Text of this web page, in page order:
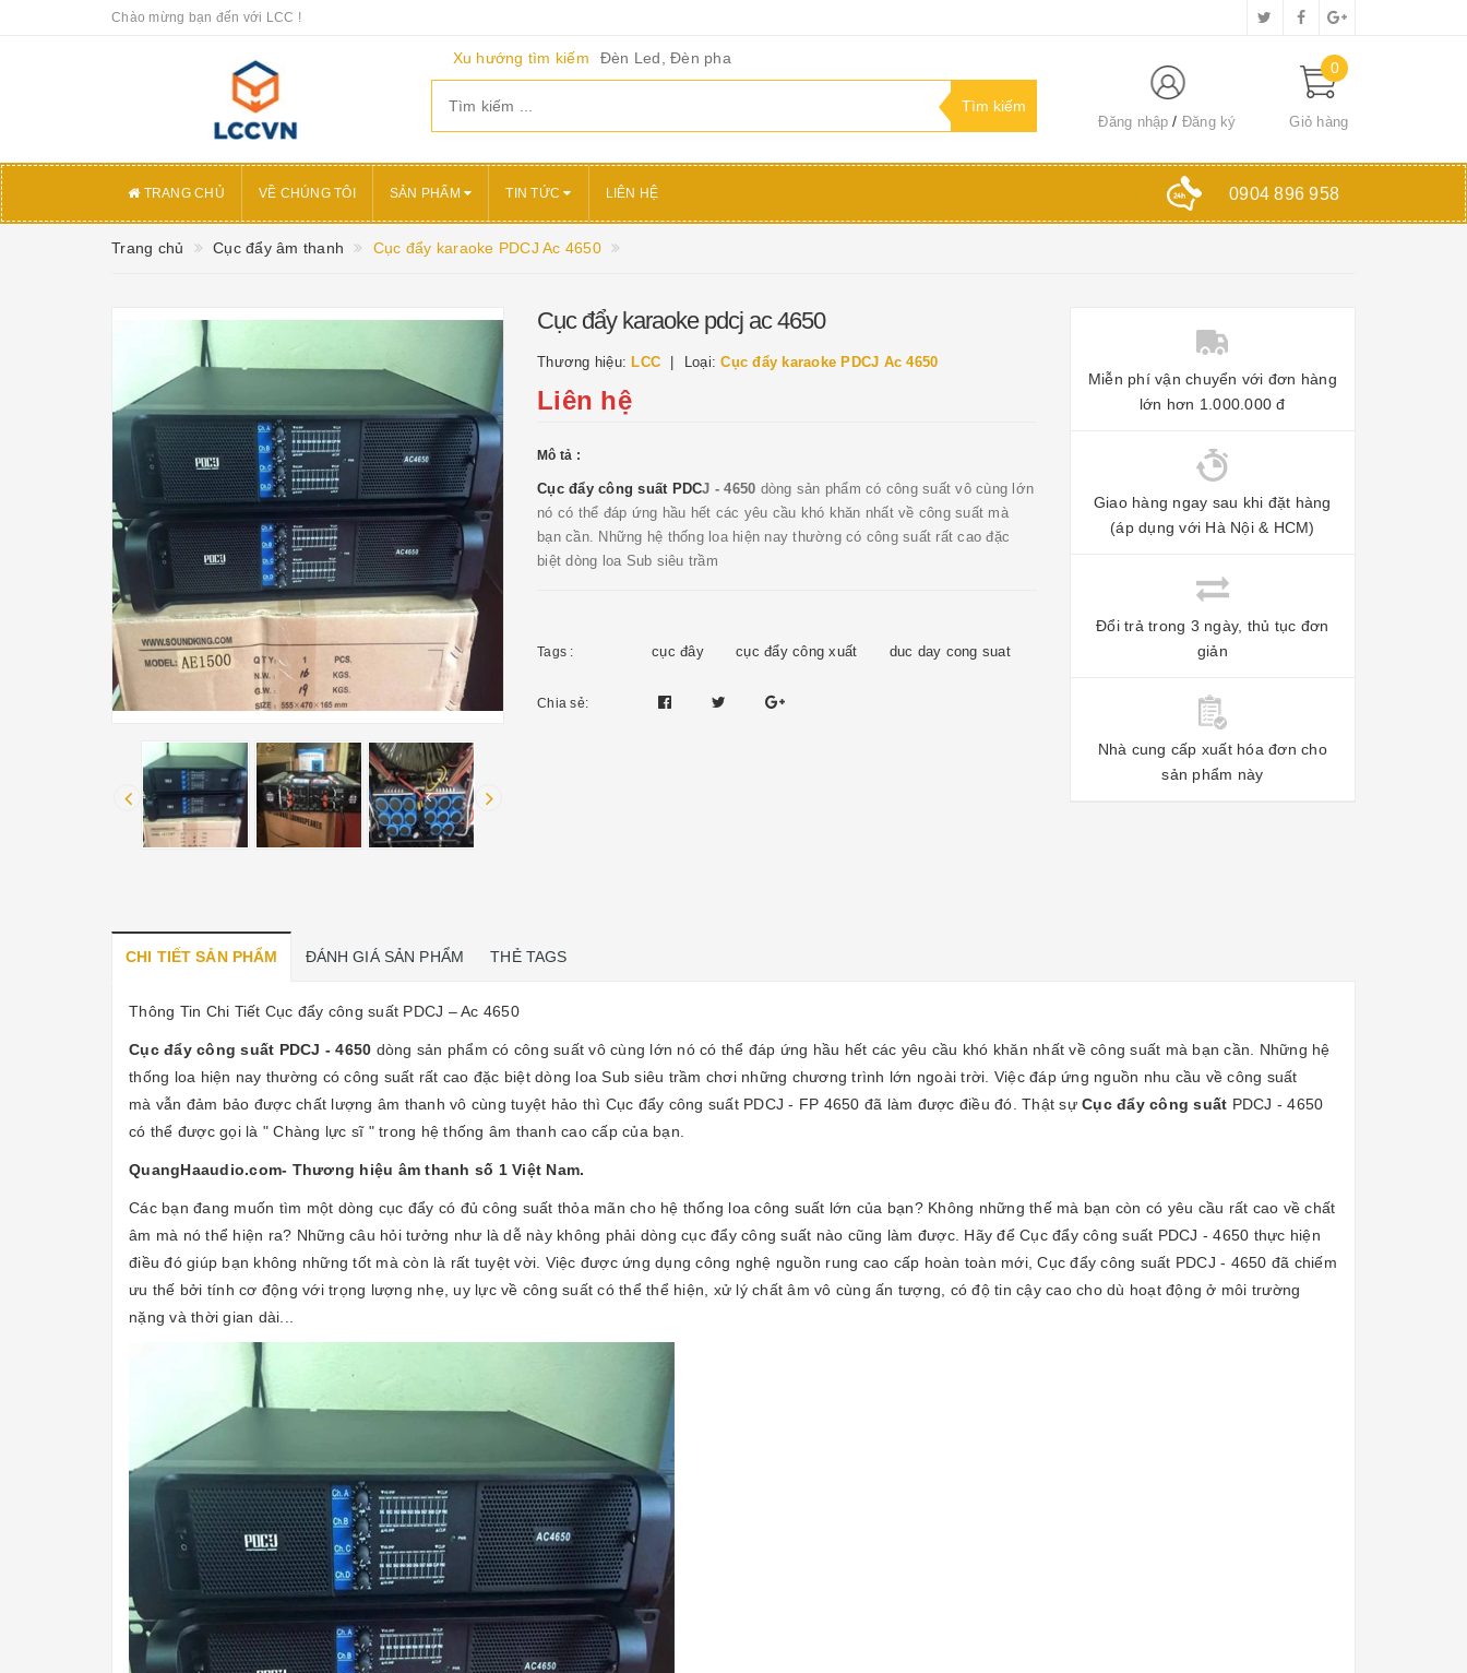
Chào mừng bạn đến với LCC !
Xu hướng tìm kiếm Đèn Led, Đèn pha
Đăng nhập Đăng ký
0
Giỏ hàng
TRANG CHỦ VỀ CHÚNG TÔI SẢN PHẨM TIN TỨC LIÊN HỆ 0904 896 958
Trang chủ Cục đẩy âm thanh Cục đẩy karaoke PDCJ Ac 4650
Cục đẩy karaoke pdcj ac 4650
Thương hiệu: LCC Loại:Cục đẩy karaoke PDCJ Ac 4650
Liên hệ
Mô tả :
Cục đẩy công suất PDCJ - 4650 dòng sản phẩm có công suất vô cùng lớn
nó có thể đáp ứng hầu hết các yêu cầu khó khăn nhất về công suất mà
bạn cần. Những hệ thống loa hiện nay thường có công suất rất cao đặc
biệt dòng loa Sub siêu trầm
Tags : cục đây cục đẩy công xuất duc day cong suat
Chia sẻ:
Miễn phí vận chuyển với đơn hàng
lớn hơn 1.000.000 đ
Giao hàng ngay sau khi đặt hàng
(áp dụng với Hà Nội & HCM)
Đổi trả trong 3 ngày, thủ tục đơn
giản
Nhà cung cấp xuất hóa đơn cho
sản phẩm này
CHI TIẾT SẢN PHẨM ĐÁNH GIÁ SẢN PHẨM THẺ TAGS
Thông Tin Chi Tiết Cục đẩy công suất PDCJ – Ac 4650
Cục đẩy công suất PDCJ - 4650 dòng sản phẩm có công suất vô cùng lớn nó có thể đáp ứng hầu hết các yêu cầu khó khăn nhất về công suất mà bạn cần. Những hệ
thống loa hiện nay thường có công suất rất cao đặc biệt dòng loa Sub siêu trầm chơi những chương trình lớn ngoài trời. Việc đáp ứng nguồn nhu cầu về công suất
mà vẫn đảm bảo được chất lượng âm thanh vô cùng tuyệt hảo thì Cục đẩy công suất PDCJ - FP 4650 đã làm được điều đó. Thật sự Cục đẩy công suất PDCJ - 4650
có thể được gọi là " Chàng lực sĩ " trong hệ thống âm thanh cao cấp của bạn.
QuangHaaudio.com- Thương hiệu âm thanh số 1 Việt Nam.
Các bạn đang muốn tìm một dòng cục đẩy có đủ công suất thỏa mãn cho hệ thống loa công suất lớn của bạn? Không những thế mà bạn còn có yêu cầu rất cao về chất
âm mà nó thể hiện ra? Những câu hỏi tưởng như là dễ này không phải dòng cục đẩy công suất nào cũng làm được. Hãy để Cục đẩy công suất PDCJ - 4650 thực hiện
điều đó giúp bạn không những tốt mà còn là rất tuyệt vời. Việc được ứng dụng công nghệ nguồn rung cao cấp hoàn toàn mới, Cục đẩy công suất PDCJ - 4650 đã chiếm
ưu thế bởi tính cơ động với trọng lượng nhẹ, uy lực về công suất có thể thể hiện, xử lý chất âm vô cùng ấn tượng, có độ tin cậy cao cho dù hoạt động ở môi trường
nặng và thời gian dài...